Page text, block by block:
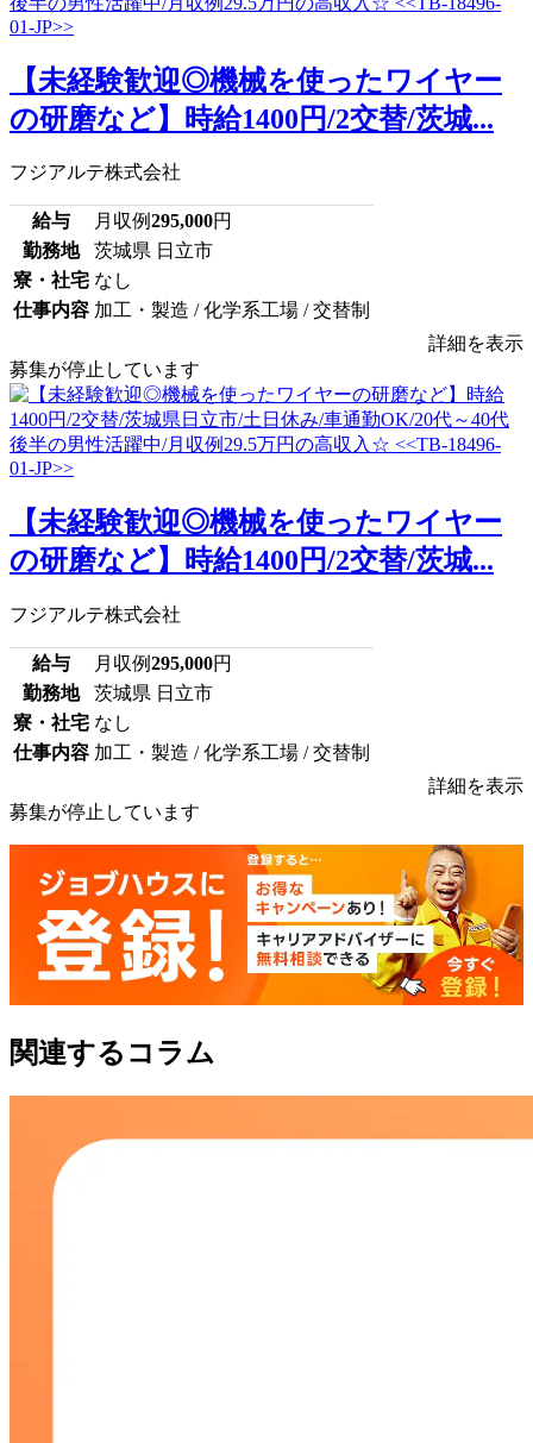
【未経験歓迎◎機械を使ったワイヤー
の研磨など】時給1400円/2交替/茨城...
フジアルテ株式会社
給与 月収例295,000円
勤務地
茨城県 日立市
寮・社宅 なし
仕事内容 加工・製造 / 化学系工場 / 交替制
詳細を表示
募集が停止しています
【未経験歓迎◎機械を使ったワイヤー
の研磨など】時給1400円/2交替/茨城...
フジアルテ株式会社
給与 月収例295,000円
勤務地
茨城県 日立市
寮・社宅 なし
仕事内容 加工・製造 / 化学系工場 / 交替制
詳細を表示
募集が停止しています
関連するコラム